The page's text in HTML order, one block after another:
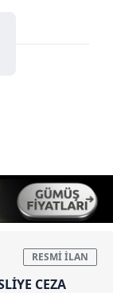
CEZA